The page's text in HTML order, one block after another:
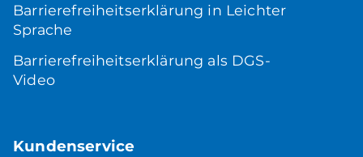
Barrierefreiheitserklärung in Leichter
Sprache
Barrierefreiheitserklärung als DGS-
Video
Kundenservice